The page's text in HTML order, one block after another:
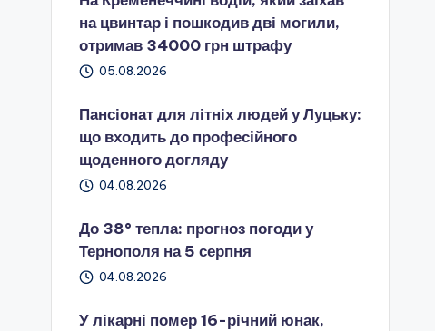
на цвинтар і пошкодив дві могили,
отримав 34000 грн штрафу
05.08.2026
Пансіонат для літніх людей у Луцьку:
що входить до професійного
щоденного догляду
04.08.2026
До 38° тепла: прогноз погоди у
Тернополя на 5 серпня
04.08.2026
У лікарні помер 16-річний юнак,